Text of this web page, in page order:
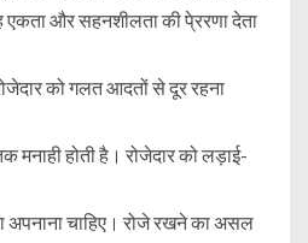
एकता और सहनशीलता की पे्ररणा देता
को गलत आदतों से दूर रहना
होती है। रोजेदार को लड़ाई-
अपनाना चाहिए। रोजे रखने का असल